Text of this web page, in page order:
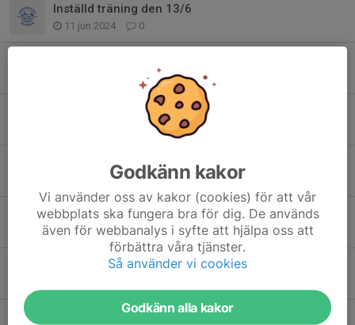
Inställd träning den 13/6
11 jun 2024 0
Information om lägerdag i Anderstorp 7/4
28 mar 2024 0
Inställd träning under novemberlovet vecka 44
24 okt 2023 0
Flyttad terminsstart teknikgrupper & simskola
Inställd träning - V.47 Torsdag (25/11)
Godkänn kakor
Vi använder oss av kakor (cookies) för att vår
webbplats ska fungera bra för dig. De används
även för webbanalys i syfte att hjälpa oss att
förbättra våra tjänster.
Så använder vi cookies
Godkänn alla kakor